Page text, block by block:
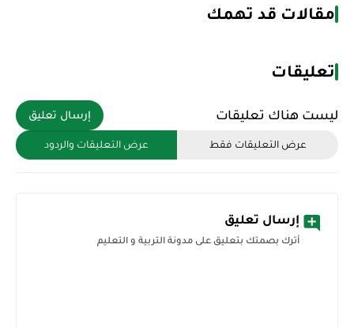
مقالات قد تهمك
تعليقات
ليست هناك تعليقات إرسال تعليق
عرض التعليقات فقط عرض التعليقات والردود
إرسال تعليق
أترك بصمتك بتعليق على مدونة التربية و التعليم